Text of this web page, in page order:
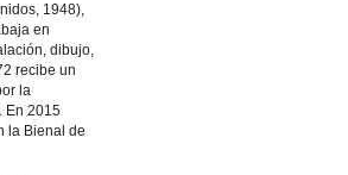
1948),
en
dibujo,
recibe un
la
En 2015
la Bienal de